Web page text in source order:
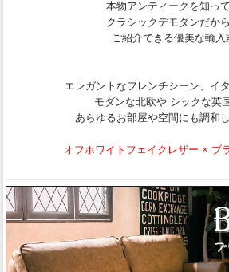
本物アンティークを知っ
クラシックデモダンだか
ご紹介できる優美な輸入
エレガントなフレンチシーン、イ
モダンな北欧や シックな英
あらゆるお部屋や空間にも調和
オフホワイトフェイクレザー × ブ